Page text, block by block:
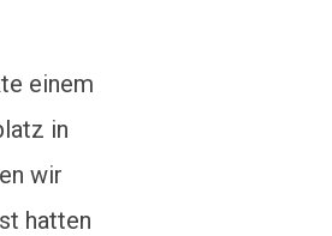
einem
in
wir
hatten